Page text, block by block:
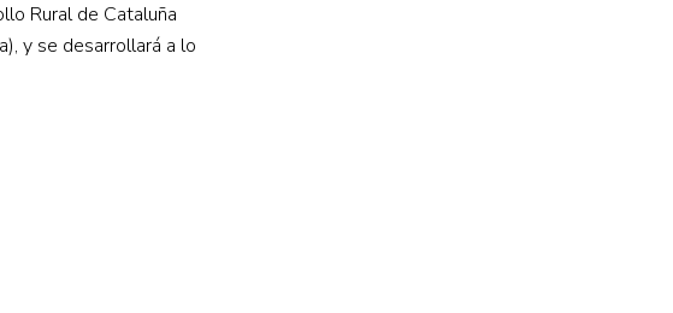
Rural de Cataluña
y se desarrollará a lo